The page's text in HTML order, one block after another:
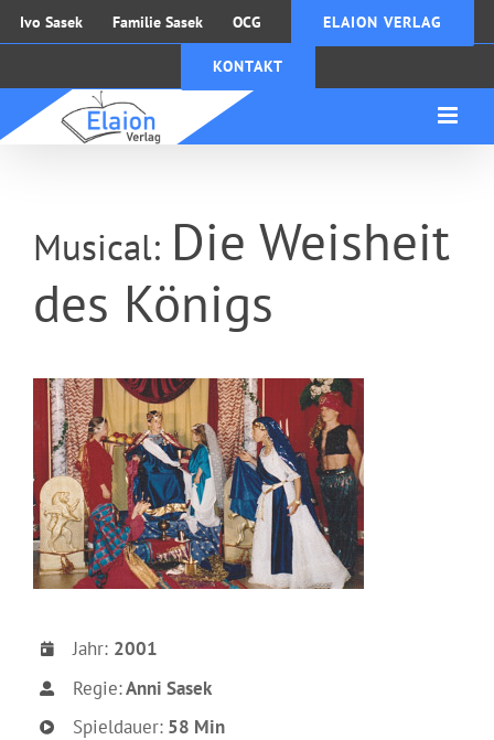
Zum
Inhalt
Ivo Sasek Familie Sasek OCG ELAION VERLAG
KONTAKT
Musical: Die Weisheit
des Königs
Jahr: 2001
Regie:Anni Sasek
Spieldauer: 58 Min